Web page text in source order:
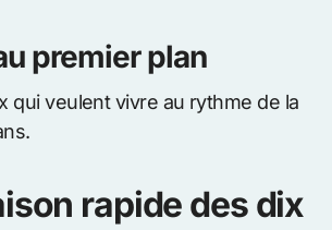
premier plan
qui veulent vivre au rythme de la
rapide des dix